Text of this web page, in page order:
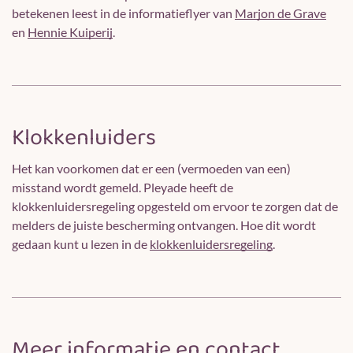
betekenen leest in de informatieflyer van Marjon de Grave
en Hennie Kuiperij.
Klokkenluiders
Het kan voorkomen dat er een (vermoeden van een)
misstand wordt gemeld. Pleyade heeft de
klokkenluidersregeling opgesteld om ervoor te zorgen dat de
melders de juiste bescherming ontvangen. Hoe dit wordt
gedaan kunt u lezen in de klokkenluidersregeling.